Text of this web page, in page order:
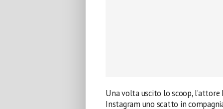
Una volta uscito lo scoop,
Instagram uno scatto in